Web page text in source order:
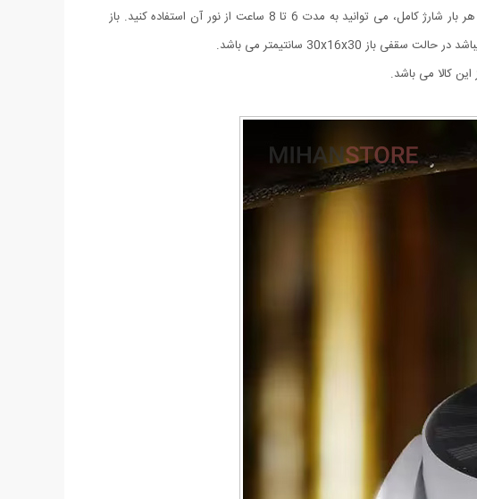
می باشد. منبع تغذیه لامپ توسط پنل خورشیدی و همچنین آداپتور می باشد. برای شارژ کامل لامپ، 5 ساعت زمان لازم است و با هر بار شارژ کامل، می توانید به مدت 6 تا 8 ساعت از نور آن استفاده کنید. باز
کالا می باشد.